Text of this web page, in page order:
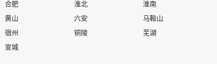
合肥
淮北
淮南
黄山
六安
马鞍山
宿州
铜陵
芜湖
宣城